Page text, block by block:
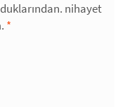
nihayet
*